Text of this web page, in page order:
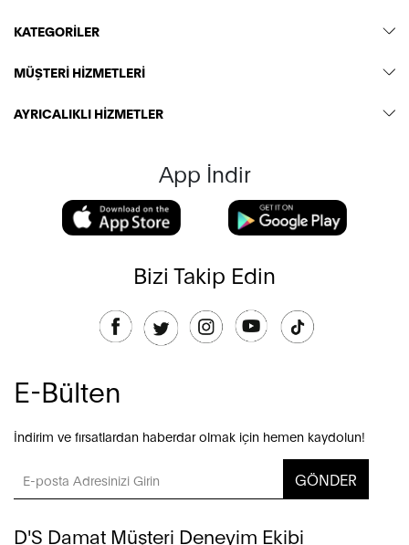
KATEGORİLER
MÜŞTERİ HİZMETLERİ
AYRICALIKLI HİZMETLER
App İndir
Bizi Takip Edin
E-Bülten
İndirim ve fırsatlardan haberdar olmak için hemen kaydolun!
GÖNDER
D'S Damat Müşteri Deneyim Ekibi